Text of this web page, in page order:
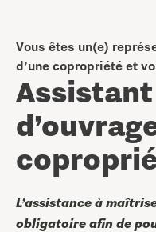
Vous êtes un(e)
d’une copropriété et
L’assistance à
obligatoire afin de